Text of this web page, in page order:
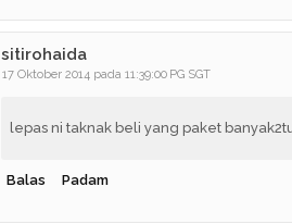
sitirohaida
17 Oktober 2014 pada 11:39:00 PG SGT
lepas ni taknak beli yang paket
Balas Padam